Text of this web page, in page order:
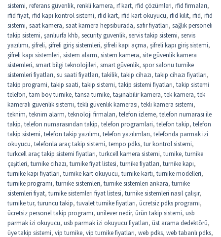
sistemi, referans güvenlik, renkli kamera, rf kart, rfid çözümleri, rfid firmaları,
rfid fiyat, rfid kapı kontrol sistemi, rfid kart, rfid kart okuyucu, rfid kilit, rfıd, rfıd
sistemi, saat kamera, saat kamera hepsiburada, safir fiyatları, sağlık personeli
takip sistemi, şanlıurfa khb, security guvenlik, servis takip sistemi, servis
yazılımı, şifreli, şifreli giriş sistemleri, şifreli kapı açma, şifreli kapı giriş sistemi,
şifreli kapı sistemleri, sistem alarm, sistem kamera, site güvenlik kamera
sistemleri, smart bilgi teknolojileri, smart güvenlik, spor salonu turnike
sistemleri fiyatları, su saati fiyatları, takilik, takip cihazı, takip cihazı fiyatları,
takip programi, takip saati, takip sistemi, takip sistemi fiyatları, takip sistemi
telefon, tam boy turnike, tansa turnike, taşınabilir kamera, tek kamera, tek
kameralı güvenlik sistemi, tekli güvenlik kamerası, tekli kamera sistemi,
teknim, teknim alarm, teknoloji firmaları, telefon izleme, telefon numarası ile
takip, telefon numarasından takip, telefon programlari, telefon takip, telefon
takip sistemi, telefon takip yazılımı, telefon yazılımları, telefonda parmak izi
okuyucu, telefonla araç takip sistemi, tempo pdks, tur kontrol sistemi,
turkcell araç takip sistemi fiyatları, turkcell kamera sistemi, turnike, turnike
çeşitleri, turnike cihazı, turnike fiyat listesi, turnike fiyatları, turnike kapı,
turnike kapı fiyatları, turnike kart okuyucu, turnike kartı, turnike modelleri,
turnike programı, turnike sistemleri, turnike sistemleri ankara, turnike
sistemleri fiyat, turnike sistemleri fiyat listesi, turnike sistemleri nasıl çalışır,
turnike tur, turuncu takip, tuvalet turnike fiyatları, ücretsiz pdks programı,
ücretsiz personel takip programı, unilever nedir, ürün takip sistemi, usb
parmak izi okuyucu, usb parmak izi okuyucu fiyatları, üst arama dedektörü,
üye takip sistemi, vip turnike, vip turnike fiyatları, web pdks, web tabanlı pdks,